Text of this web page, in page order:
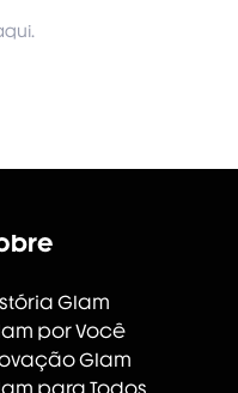
Glam
por Você
Glam